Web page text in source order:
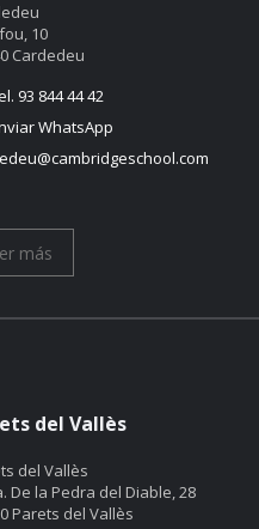
10
Cardedeu
93 844 44 42
WhatsApp
más
del Vallès
del Vallès
De la Pedra del Diable, 28
Parets del Vallès